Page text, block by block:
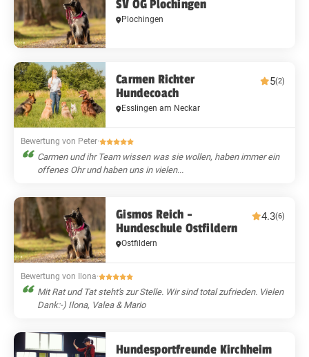
SV OG Plochingen
Plochingen
Carmen Richter
Hundecoach
5(2)
Esslingen am Neckar
Bewertung von Peter·
Carmen und ihr Team wissen was sie wollen, haben immer ein
offenes Ohr und haben uns in vielen...
Gismos Reich -
Hundeschule Ostfildern
4.3(6)
Ostfildern
Bewertung von Ilona·
Mit Rat und Tat steht's zur Stelle. Wir sind total zufrieden. Vielen
Dank:-) Ilona, Valea & Mario
Hundesportfreunde Kirchheim